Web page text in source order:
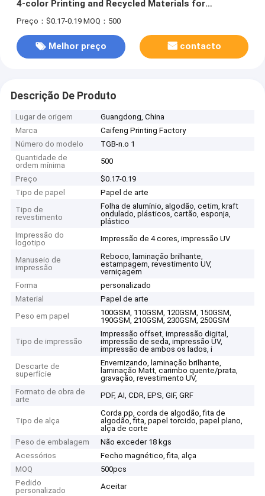
4-color Printing and Recycled Materials for
Tempered Glass Film
Preço：$0.17-0.19 MOQ：500
Melhor preço contacto
Descrição De Produto
Lugar de origem
Guangdong, China
Marca
Caifeng Printing Factory
Número do modelo
TGB-n.o 1
Quantidade de
ordem mínima
500
Preço
$0.17-0.19
Tipo de papel
Papel de arte
Tipo de
revestimento
Folha de alumínio, algodão, cetim, kraft
ondulado, plásticos, cartão, esponja,
plástico
Impressão do
logotipo
Impressão de 4 cores, impressão UV
Manuseio de
impressão
Reboco, laminação brilhante,
estampagem, revestimento UV,
verniçagem
Forma
personalizado
Material
Papel de arte
Peso em papel
100GSM, 110GSM, 120GSM, 150GSM,
190GSM, 210GSM, 230GSM, 250GSM
Tipo de impressão
Impressão offset, impressão digital,
impressão de seda, impressão UV,
impressão de ambos os lados, i
Descarte de
superfície
Envernizando, laminação brilhante,
laminação Matt, carimbo quente/prata,
gravação, revestimento UV,
Formato de obra de
arte
PDF, AI, CDR, EPS, GIF, GRF
Tipo de alça
Corda pp, corda de algodão, fita de
algodão, fita, papel torcido, papel plano,
alça de corte
Peso de embalagem
Não exceder 18 kgs
Acessórios
Fecho magnético, fita, alça
MOQ
500pcs
Pedido
personalizado
Aceitar